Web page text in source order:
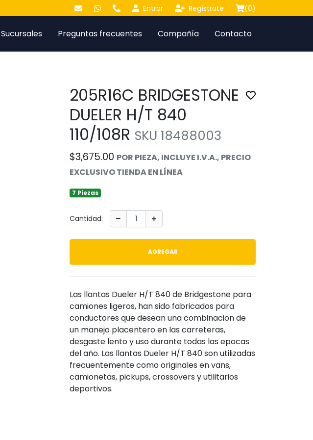
Entrar Regístrate (0)
Sucursales Preguntas frecuentes Compañía Contacto
Toggle favorite
205R16C BRIDGESTONE
DUELER H/T 840
110/108R SKU 18488003
$3,675.00 POR PIEZA, INCLUYE I.V.A., PRECIO
EXCLUSIVO TIENDA EN LÍNEA
7 Piezas
Cantidad:
AGREGAR
Las llantas Dueler H/T 840 de Bridgestone para
camiones ligeros, han sido fabricados para
conductores que desean una combinacion de
un manejo placentero en las carreteras,
desgaste lento y uso durante todas las epocas
del año. Las llantas Dueler H/T 840 son utilizadas
frecuentemente como originales en vans,
camionetas, pickups, crossovers y utilitarios
deportivos.